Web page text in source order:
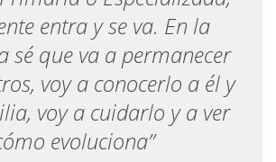
entra y se va. En la
sé que va a permanecer
voy a conocerlo a él y
voy a cuidarlo y a ver
evoluciona”